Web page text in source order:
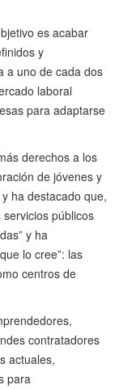
es acabar
y
a uno de cada dos
laboral
para adaptarse
derechos a los
de jóvenes y
ha destacado que,
públicos
y ha
lo cree”: las
centros de
contratadores
actuales,
para